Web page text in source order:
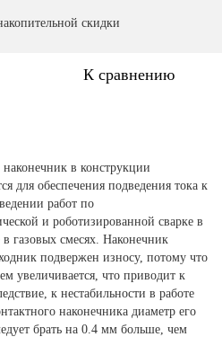
скидки
К сравнению
в конструкции
для обеспечения подведения тока к
работ по
и роботизированной сварке в
в газовых смесях. Наконечник
подвержен износу, потому что
увеличивается, что приводит к
к нестабильности в работе
наконечника диаметр его
брать на 0.4 мм больше, чем